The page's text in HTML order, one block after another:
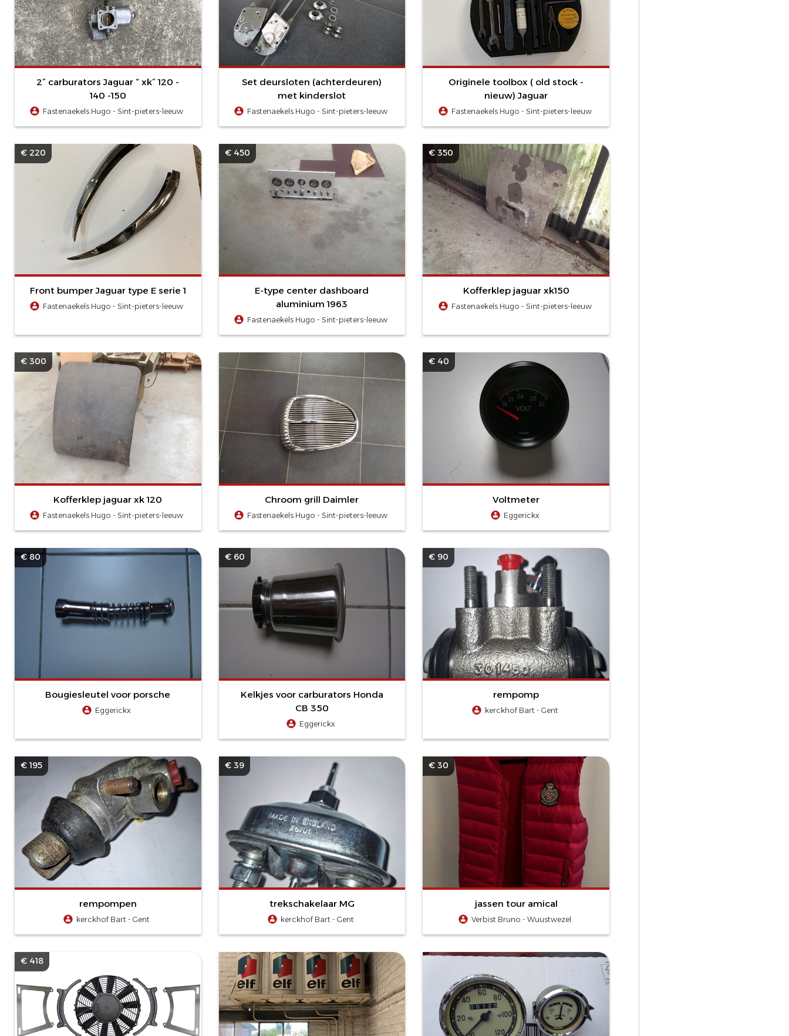
2” carburators Jaguar “ xk” 120 -
140 -150
Fastenaekels Hugo - Sint-pieters-leeuw
Set deursloten (achterdeuren)
met kinderslot
Fastenaekels Hugo - Sint-pieters-leeuw
Originele toolbox ( old stock -
nieuw) Jaguar
Fastenaekels Hugo - Sint-pieters-leeuw
€ 220
Front bumper Jaguar type E serie 1
Fastenaekels Hugo - Sint-pieters-leeuw
€ 450
E-type center dashboard
aluminium 1963
Fastenaekels Hugo - Sint-pieters-leeuw
€ 350
Kofferklep jaguar xk150
Fastenaekels Hugo - Sint-pieters-leeuw
€ 300
Kofferklep jaguar xk 120
Fastenaekels Hugo - Sint-pieters-leeuw
Chroom grill Daimler
Fastenaekels Hugo - Sint-pieters-leeuw
€ 40
Voltmeter
Eggerickx
€ 80
Bougiesleutel voor porsche
Eggerickx
€ 60
Kelkjes voor carburators Honda
CB 350
Eggerickx
€ 90
rempomp
kerckhof Bart - Gent
€ 195
rempompen
kerckhof Bart - Gent
€ 39
trekschakelaar MG
kerckhof Bart - Gent
€ 30
jassen tour amical
Verbist Bruno - Wuustwezel
€ 418